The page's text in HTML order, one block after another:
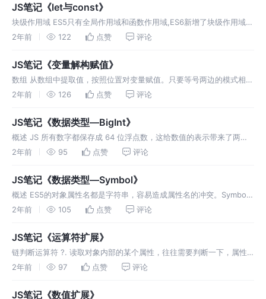
JS笔记《let与const》
块级作用域 ES5只有全局作用域和函数作用域,ES6新增了块级作用域。
let命令 ES6新增了let命令用来声明变量。但所声明的变量只在let命令
2年前 122 点赞 评论
JS笔记《变量解构赋值》
数组 从数组中提取值，按照位置对变量赋值。只要等号两边的模式相
同，左边的变量就会被赋予对应的值。如果解构不成功，变量的值为
2年前 126 点赞 评论
JS笔记《数据类型—BigInt》
概述 JS 所有数字都保存成 64 位浮点数，这给数值的表示带来了两大
限制。一是数值的精度只能到 53 个二进制位（相当于 16 个十进制
2年前 95 点赞 评论
JS笔记《数据类型—Symbol》
概述 ES5的对象属性名都是字符串，容易造成属性名的冲突。Symbol
可以保证属性名的独一无二。是一种原始数据类型。ES6中，对象的属
2年前 105 点赞 评论
JS笔记《运算符扩展》
链判断运算符 ?. 读取对象内部的某个属性，往往需要判断一下，属性
的上层对象是否存在。使用链判断运算符，如果左侧为null或
2年前 97 点赞 评论
JS笔记《数值扩展》